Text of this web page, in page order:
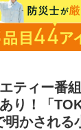
ティー番
り！「
かされる